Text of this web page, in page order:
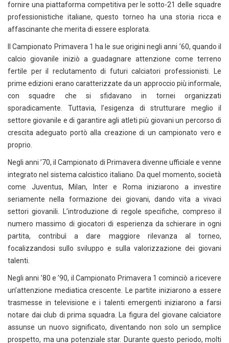
fornire una piattaforma competitiva per le sotto-21 delle squadre
professionistiche italiane, questo torneo ha una storia ricca e
affascinante che merita di essere esplorata.
Il Campionato Primavera 1 ha le sue origini negli anni ’60, quando il
calcio giovanile iniziò a guadagnare attenzione come terreno
fertile per il reclutamento di futuri calciatori professionisti. Le
prime edizioni erano caratterizzate da un approccio più informale,
con squadre che si sfidavano in tornei organizzati
sporadicamente. Tuttavia, l’esigenza di strutturare meglio il
settore giovanile e di garantire agli atleti più giovani un percorso di
crescita adeguato portò alla creazione di un campionato vero e
proprio.
Negli anni ’70, il Campionato di Primavera divenne ufficiale e venne
integrato nel sistema calcistico italiano. Da quel momento, società
come Juventus, Milan, Inter e Roma iniziarono a investire
seriamente nella formazione dei giovani, dando vita a vivaci
settori giovanili. L’introduzione di regole specifiche, compreso il
numero massimo di giocatori di esperienza da schierare in ogni
partita, contribuì a dare maggiore rilevanza al torneo,
focalizzandosi sullo sviluppo e sulla valorizzazione dei giovani
talenti.
Negli anni ’80 e ’90, il Campionato Primavera 1 cominciò a ricevere
un’attenzione mediatica crescente. Le partite iniziarono a essere
trasmesse in televisione e i talenti emergenti iniziarono a farsi
notare dai club di prima squadra. La figura del giovane calciatore
assunse un nuovo significato, diventando non solo un semplice
prospetto, ma una potenziale star. Durante questo periodo, molti